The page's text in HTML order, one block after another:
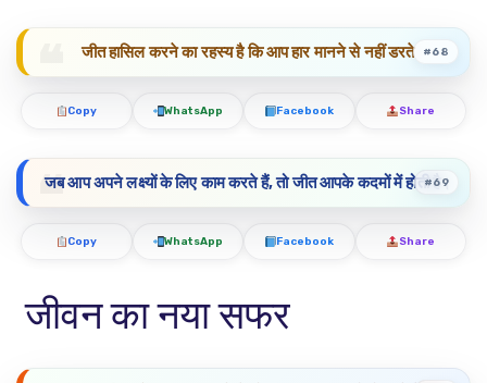
जीत हासिल करने का रहस्य है कि आप हार मानने से नहीं डरते #68
Copy WhatsApp Facebook Share
जब आप अपने लक्ष्यों के लिए काम करते हैं, तो जीत आपके कदमों में होती है।
#69
Copy WhatsApp Facebook Share
जीवन का नया सफर